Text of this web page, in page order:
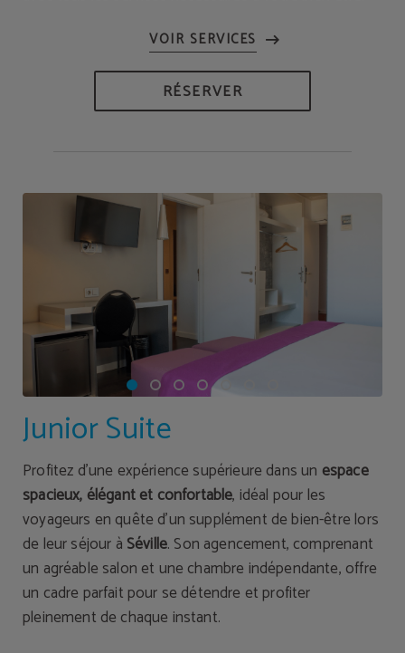
RÉSERVER
Junior Suite
Profitez d’une expérience supérieure dans un espace
spacieux, élégant et confortable, idéal pour les
voyageurs en quête d’un supplément de bien-être lors
de leur séjour à Séville. Son agencement, comprenant
un agréable salon et une chambre indépendante, offre
un cadre parfait pour se détendre et profiter
pleinement de chaque instant.